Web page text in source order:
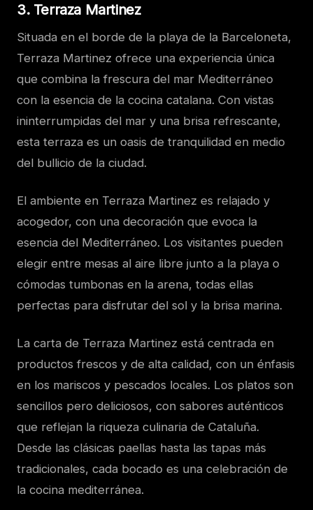
3. Terraza Martinez
Situada en el borde de la playa de la Barceloneta,
Terraza Martinez ofrece una experiencia única
que combina la frescura del mar Mediterráneo
con la esencia de la cocina catalana. Con vistas
ininterrumpidas del mar y una brisa refrescante,
esta terraza es un oasis de tranquilidad en medio
del bullicio de la ciudad.
El ambiente en Terraza Martinez es relajado y
acogedor, con una decoración que evoca la
esencia del Mediterráneo. Los visitantes pueden
elegir entre mesas al aire libre junto a la playa o
cómodas tumbonas en la arena, todas ellas
perfectas para disfrutar del sol y la brisa marina.
La carta de Terraza Martinez está centrada en
productos frescos y de alta calidad, con un énfasis
en los mariscos y pescados locales. Los platos son
sencillos pero deliciosos, con sabores auténticos
que reflejan la riqueza culinaria de Cataluña.
Desde las clásicas paellas hasta las tapas más
tradicionales, cada bocado es una celebración de
la cocina mediterránea.